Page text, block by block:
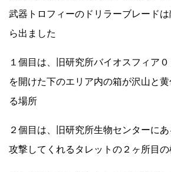
武器トロフィーのドリラーブレード
ら出ました
１個目は、旧研究所バイオスフィア
を開けた下のエリア内の箱が沢山と
る場所
２個目は、旧研究所生物センターに
攻撃してくれるタレットの２ヶ所目